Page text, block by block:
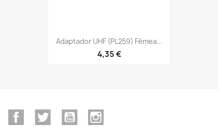
Adaptador UHF (PL259) Fêmea...
4,35 €
FacebookTwitter YouTube